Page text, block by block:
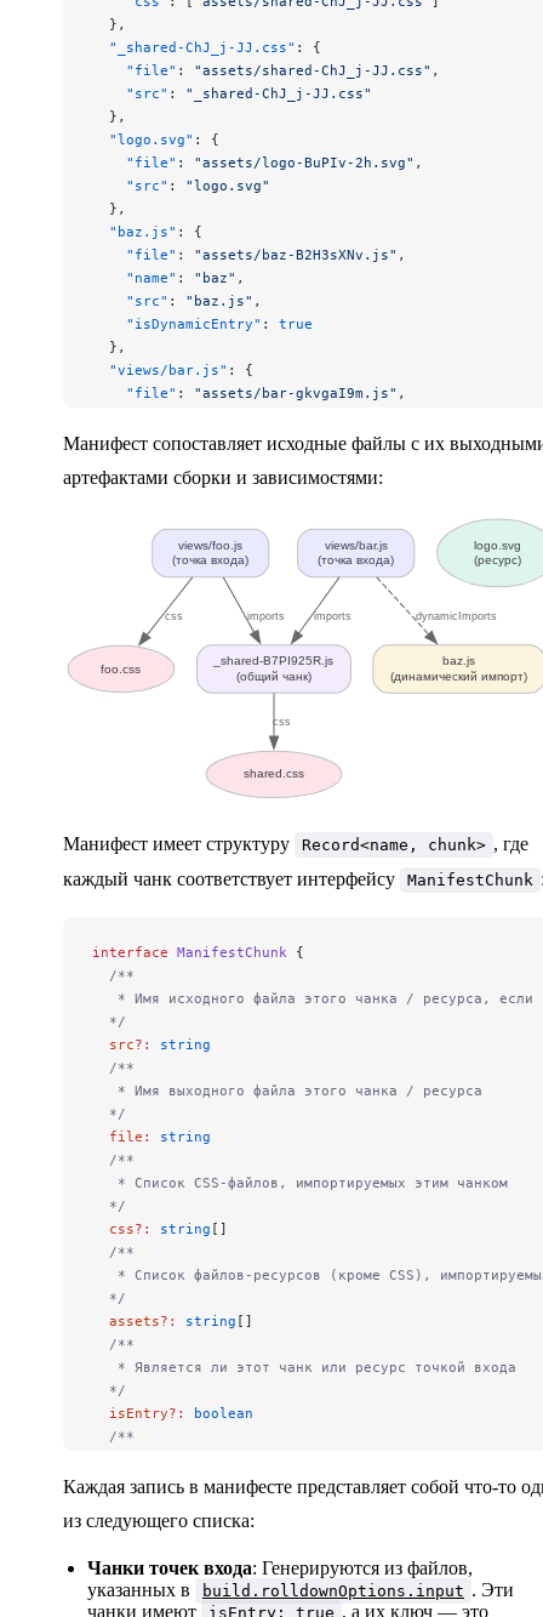
  },
  "_shared-ChJ_j-JJ.css"
: {
    "file"
: "assets/shared-ChJ_j-JJ.css" ,
    "src"
: "_shared-ChJ_j-JJ.css"
  },
  "logo.svg"
: {
    "file"
: "assets/logo-BuPIv-2h.svg" ,
    "src"
: "logo.svg"
  },
  "baz.js"
: {
    "file"
: "assets/baz-B2H3sXNv.js" ,
    "name"
: "baz" ,
    "src"
: "baz.js" ,
    "isDynamicEntry"
: true
  },
  "views/bar.js"
: {
    "file"
: "assets/bar-gkvgaI9m.js" ,
    "src"
: "views/bar.js",
    "imports"
: ["_shared-B7PI925R.js"
  "views/foo.js"
: {
    "file"
: "assets/foo-BRBmoGS9.js",
    "name"
: "foo",
    "src"
: "views/foo.js",
    "isEntry"
: true,
    "imports"
: ["_shared-B7PI925R.js"
    "css"
"assets/foo-5UjPuW-k.css"]
Манифест сопоставляет исходные файлы с их
артефактами сборки и зависимостями:
views/foo.js
(точка входа)
_shared-B7PI925R.js
(общий чанк)
imports
foo.css
css
views/bar.js
(точка входа)
imports
baz.js
(динамический импорт)
dynamicImports
shared.css
css
logo.svg
(ресурс)
Манифест имеет структуру Record<name, chunk> , где
каждый чанк соответствует интерфейсу
ManifestChunk
interface ManifestChunk {
  /**
* Имя исходного файла этого чанка / ресурса, если
  */
  src
?:
string
  /**
   * Имя выходного файла этого чанка / ресурса
  */
  file
:
string
  /**
   * Список CSS-файлов, импортируемых этим чанком
  */
  css
?: string []
  /**
* Список файлов-ресурсов (кроме CSS),
  */
  assets
?: string []
  /**
   * Является ли этот чанк или ресурс точкой входа
  */
  isEntry
?:
boolean
  /**
  */
  /**
  *
  * Это поле присутствует только в JS-чанках.
Каждая запись в манифесте представляет собой что-то
из следующего списка:
Чанки точек входа: Генерируются из файлов,
указанных в
build.rolldownOptions.input . Эти
чанки имеют
isEntry: true , а их ключ — это